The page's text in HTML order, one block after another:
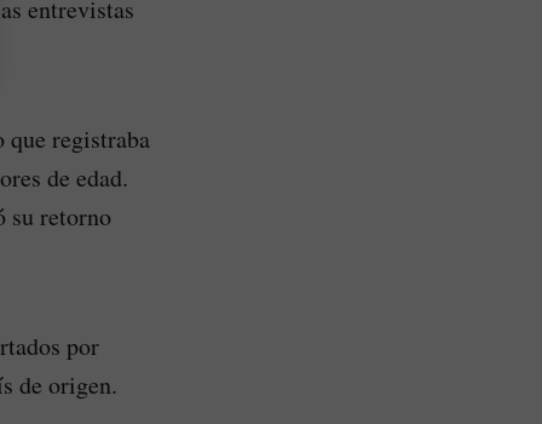
entrevistas
que registraba
de edad.
su retorno
por
de origen.